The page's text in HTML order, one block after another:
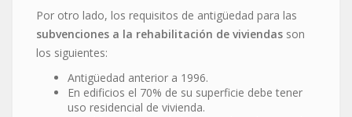
Por otro lado, los requisitos de antigüedad para las
subvenciones a la rehabilitación de viviendas son
los siguientes:
Antigüedad anterior a 1996.
En edificios el 70% de su superficie debe tener
uso residencial de vivienda.